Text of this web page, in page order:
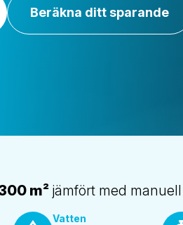
Beräkna ditt sparande
m² jämfört med
Vatten